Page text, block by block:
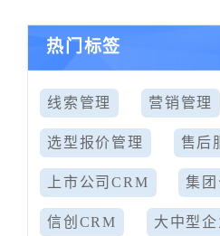
热门标签
线索管理 营销管理
选型报价管理 售后
上市公司CRM 集
信创CRM 大中型